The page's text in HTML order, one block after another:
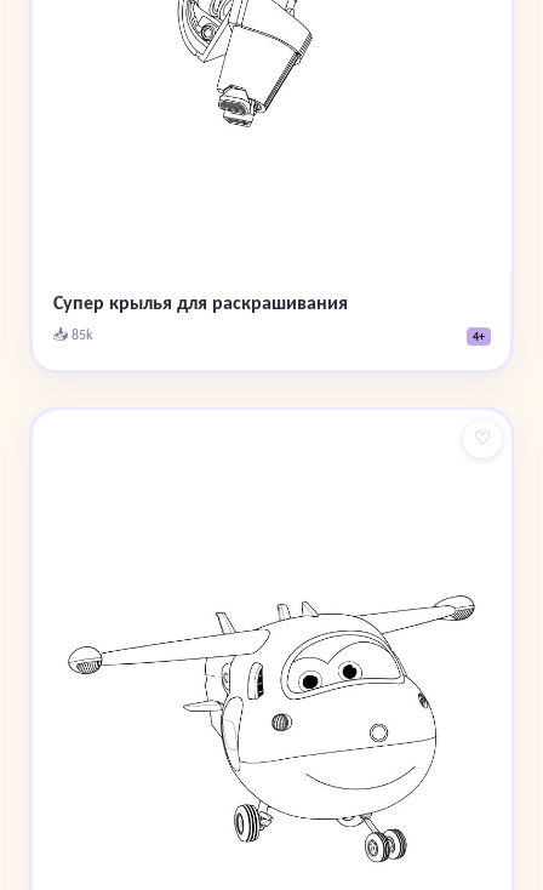
Супер крылья для раскрашивания
📥 85k 4+
♡